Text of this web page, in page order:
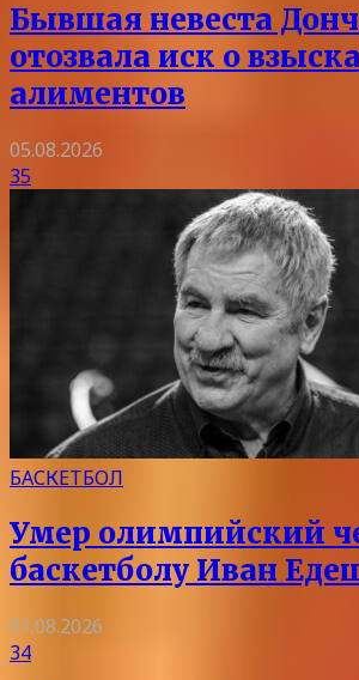
Бывшая невеста
отозвала иск о
алиментов
05.08.2026
35
БАСКЕТБОЛ
Умер олимпийский
баскетболу Иван
01.08.2026
34